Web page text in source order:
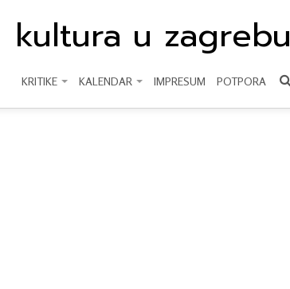
kultura u zagrebu
KRITIKE KALENDAR IMPRESUM POTPORA